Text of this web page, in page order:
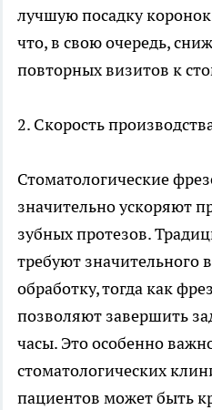
лучшую посадку
что, в свою очередь,
повторных визитов к
2. Скорость
Стоматологические
значительно ускоряют
зубных протезов.
требуют значительного
обработку, тогда как
позволяют завершить
часы. Это особенно
стоматологических
пациентов может быть